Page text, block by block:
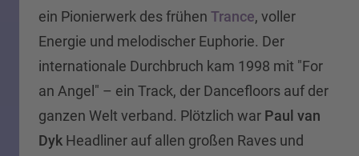
ein Pionierwerk des frühen Trance, voller
Energie und melodischer Euphorie. Der
internationale Durchbruch kam 1998 mit "For
an Angel" – ein Track, der Dancefloors auf der
ganzen Welt verband. Plötzlich war Paul van
Dyk Headliner auf allen großen Raves und